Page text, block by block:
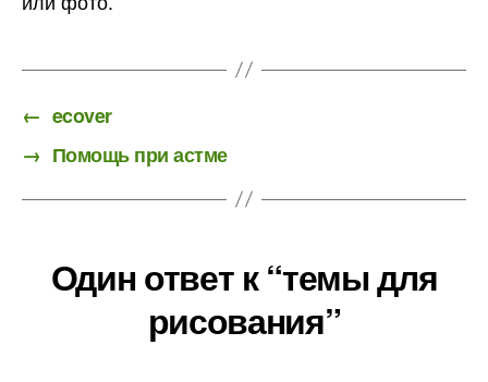
← ecover
→ Помощь при астме
Один ответ к “темы для
рисования”